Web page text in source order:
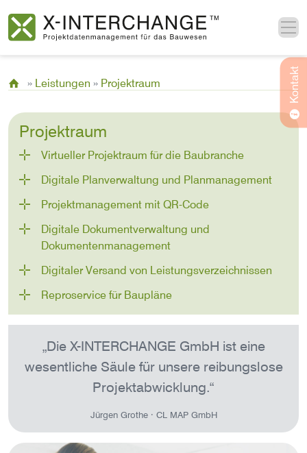
X-Interchange GmbH
» Leistungen » Projektraum
Projektraum
Virtueller Projektraum für die Baubranche
Digitale Planverwaltung und Planmanagement
Projektmanagement mit QR-Code
Digitale Dokumentverwaltung und
Dokumentenmanagement
Digitaler Versand von Leistungsverzeichnissen
Reproservice für Baupläne
Die X-INTERCHANGE GmbH ist eine
wesentliche Säule für unsere reibungslose
Projektabwicklung.
Jürgen Grothe · CL MAP GmbH
Kontakt